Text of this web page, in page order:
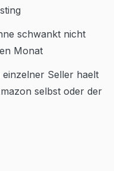
schwankt nicht
Monat
einzelner Seller haelt
selbst oder der